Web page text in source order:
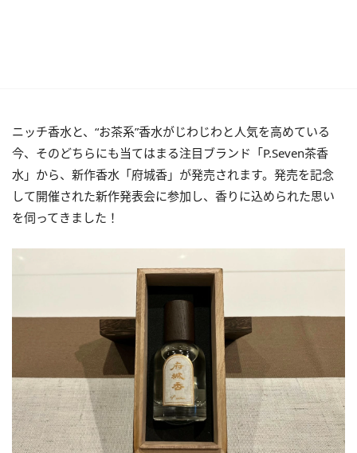
ニッチ香水と、“お茶系”香水がじわじわと人気を高めている
今、そのどちらにも当てはまる注目ブランド「P.Seven茶香
水」から、新作香水「府城香」が発売されます。発売を記念
して開催された新作発表会に参加し、香りに込められた思い
を伺ってきました！